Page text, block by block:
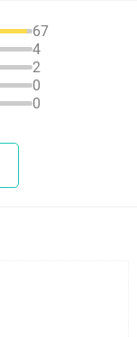
67
4
2
0
0